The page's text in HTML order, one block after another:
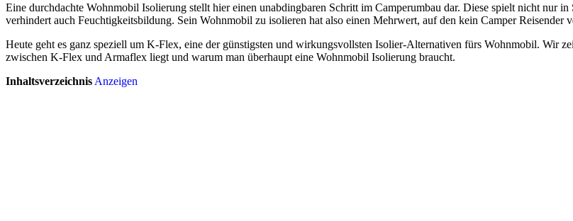
Eine durchdachte Wohnmobil Isolierung stellt hier einen unabdingbaren Schritt im Camperumbau dar. Diese spielt nicht nur
verhindert auch Feuchtigkeitsbildung. Sein Wohnmobil zu isolieren hat also einen Mehrwert, auf den kein Camper Reisender
Heute geht es ganz speziell um K-Flex, eine der günstigsten und wirkungsvollsten Isolier-Alternativen fürs Wohnmobil. Wir
zwischen K-Flex und Armaflex liegt und warum man überhaupt eine Wohnmobil Isolierung braucht.
Inhaltsverzeichnis Anzeigen